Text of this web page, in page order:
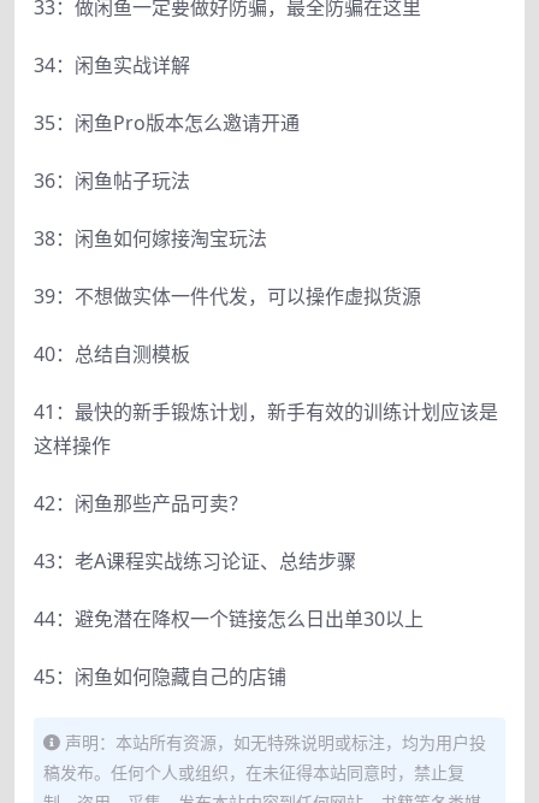
33：做闲鱼一定要做好防骗，最全防骗在这里
34：闲鱼实战详解
35：闲鱼Pro版本怎么邀请开通
36：闲鱼帖子玩法
38：闲鱼如何嫁接淘宝玩法
39：不想做实体一件代发，可以操作虚拟货源
40：总结自测模板
41：最快的新手锻炼计划，新手有效的训练计划应该是
这样操作
42：闲鱼那些产品可卖？
43：老A课程实战练习论证、总结步骤
44：避免潜在降权一个链接怎么日出单30以上
45：闲鱼如何隐藏自己的店铺
声明：本站所有资源，如无特殊说明或标注，均为用户投
稿发布。任何个人或组织，在未征得本站同意时，禁止复